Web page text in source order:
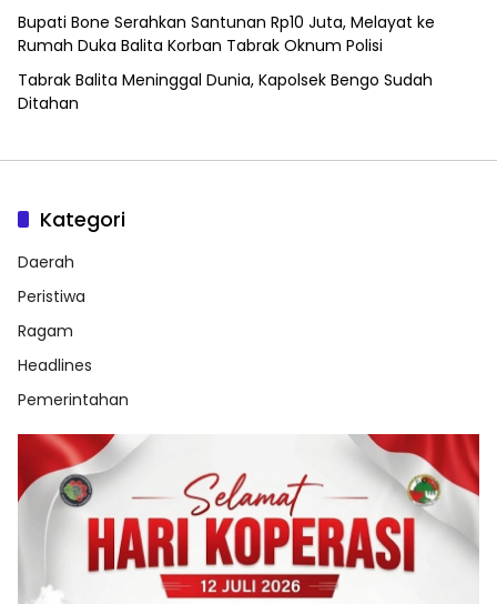
Bupati Bone Serahkan Santunan Rp10 Juta, Melayat ke
Rumah Duka Balita Korban Tabrak Oknum Polisi
Tabrak Balita Meninggal Dunia, Kapolsek Bengo Sudah
Ditahan
Kategori
Daerah
Peristiwa
Ragam
Headlines
Pemerintahan